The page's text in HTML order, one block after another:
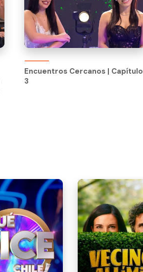
3
Encuentros Cercanos | Capítulo
3